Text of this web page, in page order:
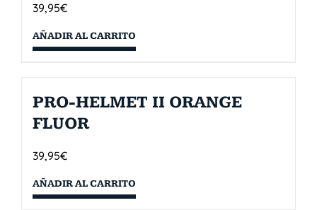
39,95€
AÑADIR AL CARRITO
PRO-HELMET II ORANGE
FLUOR
39,95€
AÑADIR AL CARRITO